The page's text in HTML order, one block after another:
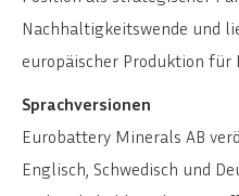
Nachhaltigkeitswende und
europäischer Produktion für
Sprachversionen
Eurobattery Minerals AB
Englisch, Schwedisch und